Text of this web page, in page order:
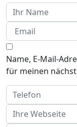
Name, E-Mail-
für meinen